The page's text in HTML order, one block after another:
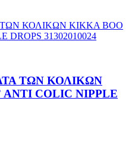
ΤΩΝ ΚΟΛΙΚΩΝ
COLIC NIPPLE